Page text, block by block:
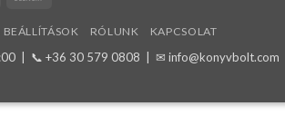
Delivery
BEÁLLÍTÁSOK RÓLUNK KAPCSOLAT
| 📞 +36 30 579 0808 | ✉ info@konyvbolt.com